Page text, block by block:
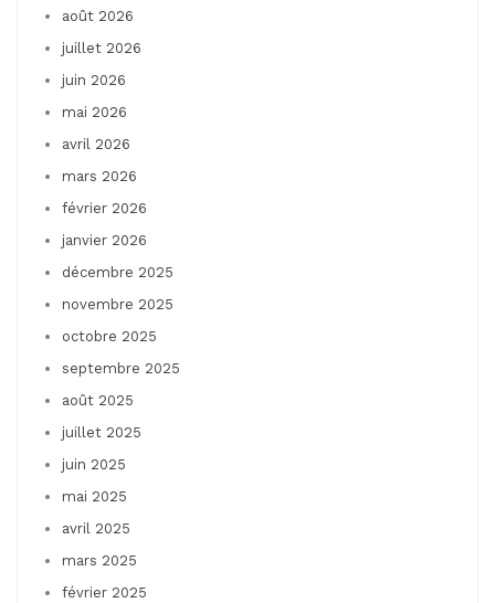
août 2026
juillet 2026
juin 2026
mai 2026
avril 2026
mars 2026
février 2026
janvier 2026
décembre 2025
novembre 2025
octobre 2025
septembre 2025
août 2025
juillet 2025
juin 2025
mai 2025
avril 2025
mars 2025
février 2025